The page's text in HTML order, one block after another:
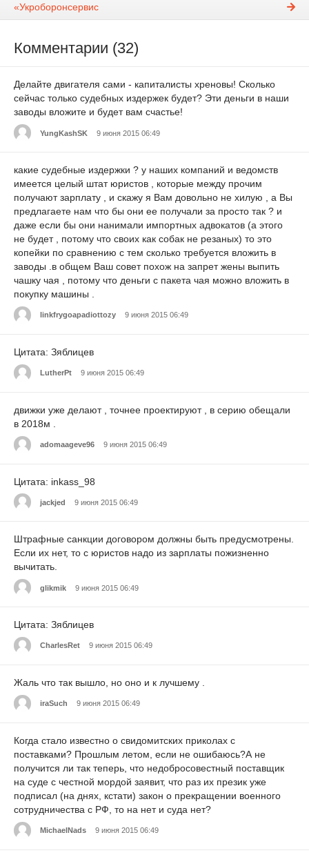
«Укроборонсервис
Комментарии (32)
Делайте двигателя сами - капиталисты хреновы! Сколько
сейчас только судебных издержек будет? Эти деньги в наши
заводы вложите и будет вам счастье!
YungKashSK 9 июня 2015 06:49
какие судебные издержки ? у наших компаний и ведомств
имеется целый штат юристов , которые между прочим
получают зарплату , и скажу я Вам довольно не хилую , а Вы
предлагаете нам что бы они ее получали за просто так ? и
даже если бы они нанимали импортных адвокатов (а этого
не будет , потому что своих как собак не резаных) то это
копейки по сравнению с тем сколько требуется вложить в
заводы .в общем Ваш совет похож на запрет жены выпить
чашку чая , потому что деньги с пакета чая можно вложить в
покупку машины .
linkfrygoapadiottozy 9 июня 2015 06:49
Цитата: Зяблицев
LutherPt 9 июня 2015 06:49
движки уже делают , точнее проектируют , в серию обещали
в 2018м .
adomaageve96 9 июня 2015 06:49
Цитата: inkass_98
jackjed 9 июня 2015 06:49
Штрафные санкции договором должны быть предусмотрены.
Если их нет, то с юристов надо из зарплаты пожизненно
вычитать.
glikmik 9 июня 2015 06:49
Цитата: Зяблицев
CharlesRet 9 июня 2015 06:49
Жаль что так вышло, но оно и к лучшему .
iraSuch 9 июня 2015 06:49
Когда стало известно о свидомитских приколах с
поставками? Прошлым летом, если не ошибаюсь?А не
получится ли так теперь, что недобросовестный поставщик
на суде с честной мордой заявит, что раз их презик уже
подписал (на днях, кстати) закон о прекращении военного
сотрудничества с РФ, то на нет и суда нет?
MichaelNads 9 июня 2015 06:49